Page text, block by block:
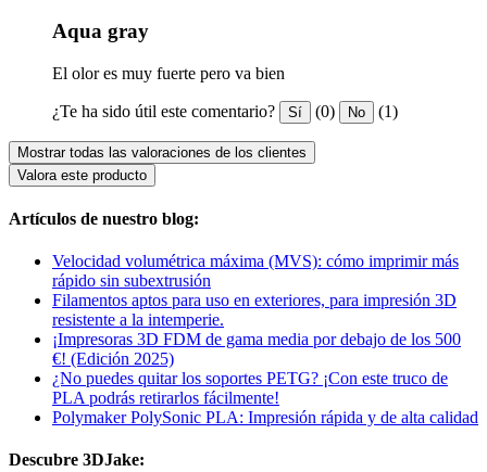
Aqua gray
El olor es muy fuerte pero va bien
¿Te ha sido útil este comentario? Sí (0) No (1)
Mostrar todas las valoraciones de los clientes
Valora este producto
Artículos de nuestro blog:
Velocidad volumétrica máxima (MVS): cómo imprimir más
rápido sin subextrusión
Filamentos aptos para uso en exteriores, para impresión 3D
resistente a la intemperie.
¡Impresoras 3D FDM de gama media por debajo de los 500
€! (Edición 2025)
¿No puedes quitar los soportes PETG? ¡Con este truco de
PLA podrás retirarlos fácilmente!
Polymaker PolySonic PLA: Impresión rápida y de alta calidad
Descubre 3DJake: